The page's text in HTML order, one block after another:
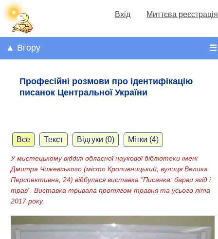
Вхід Миттєва реєстрація
☰
▲ Вгору
Професійні розмови про ідентифікацію
писанок Центральної України
Все Текст Відгуки (0) Мітки (4)
У мистецькому відділі обласної наукової бібліотеки імені
Дмитра Чижевського (місто Кропивницький, вулиця Велика
Перспективна, 24) відбулася виставка "Писанка: барви ягід і
трав". Виставка тривала протягом травня та усього літа
2017 року​.